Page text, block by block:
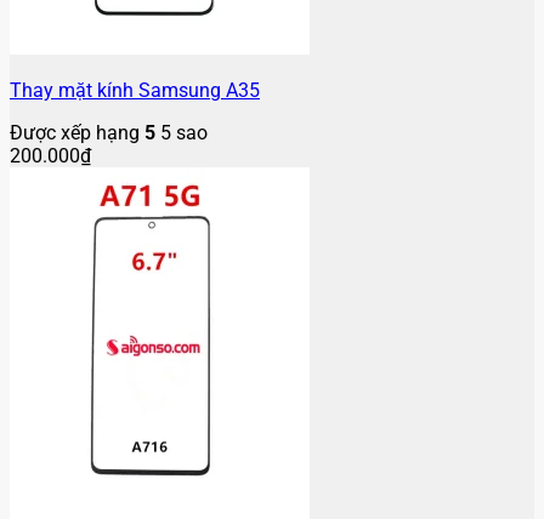
Thay mặt kính Samsung A35
Được xếp hạng 5 5 sao
200.000₫